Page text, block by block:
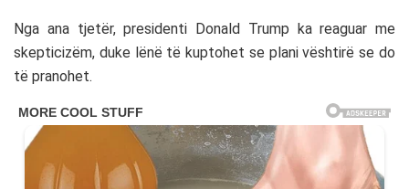
Nga ana tjetër, presidenti Donald Trump ka reaguar me
skepticizëm, duke lënë të kuptohet se plani vështirë se do
të pranohet.